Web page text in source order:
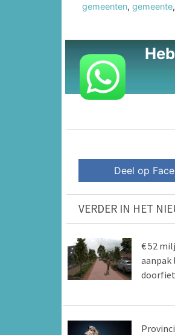
gemeenten, gemeente,
Deel op
VERDER IN HET
€ 52
aanpak